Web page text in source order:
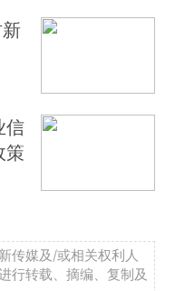
信
策
传媒及/或相关权利人
行转载、摘编、复制及